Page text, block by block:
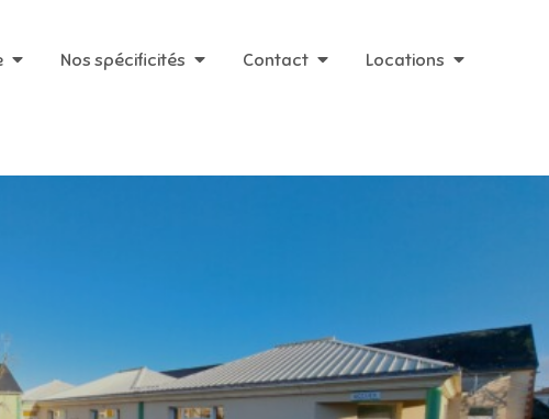
Nos spécificités Contact Locations